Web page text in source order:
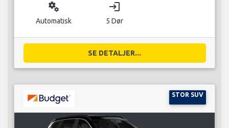
miscellaneous_services
Automatisk
login
5 Dør
SE DETALJER...
STOR SUV